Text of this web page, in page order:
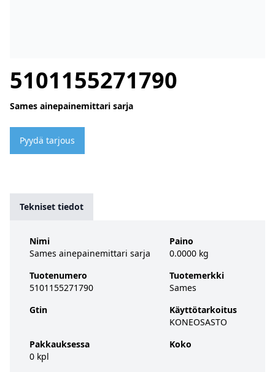
5101155271790
Sames ainepainemittari sarja
Pyydä tarjous
Tekniset tiedot
Nimi
Sames ainepainemittari sarja
Tuotenumero
5101155271790
Gtin
Pakkauksessa
0 kpl
Paino
0.0000 kg
Tuotemerkki
Sames
Käyttötarkoitus
KONEOSASTO
Koko